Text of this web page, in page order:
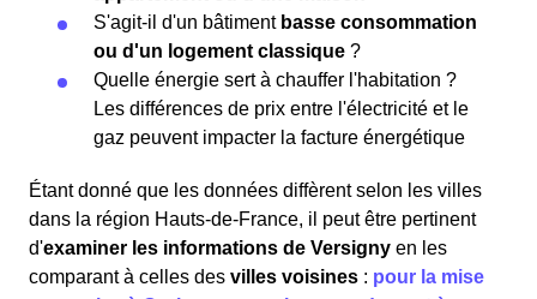
S'agit-il d'un bâtiment basse consommation
ou d'un logement classique ?
Quelle énergie sert à chauffer l'habitation ?
Les différences de prix entre l'électricité et le
gaz peuvent impacter la facture énergétique
Étant donné que les données diffèrent selon les villes
dans la région Hauts-de-France, il peut être pertinent
d'examiner les informations de Versigny en les
comparant à celles des villes voisines : pour la mise